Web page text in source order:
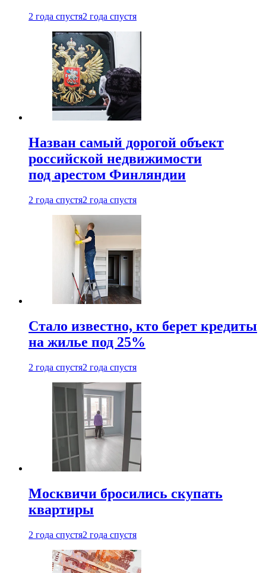
2 года спустя2 года спустя
Назван самый дорогой объект
российской недвижимости
под арестом Финляндии
2 года спустя2 года спустя
Стало известно, кто берет кредиты
на жилье под 25%
2 года спустя2 года спустя
Москвичи бросились скупать
квартиры
2 года спустя2 года спустя